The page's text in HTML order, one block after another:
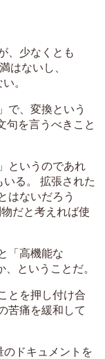
、少なくとも
はないし、
。
で、変換という
句を言うべきこと
というのであれ
る。 拡張された
はないだろう
だと考えれば使
「高機能な
ということだ。
とを押し付け合
苦痛を緩和して
のドキュメントを